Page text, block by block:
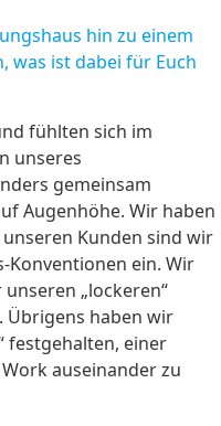
hin zu einem
was ist dabei für Euch
fühlten sich im
unseres
gemeinsam
Augenhöhe. Wir haben
Kunden sind wir
Konventionen ein. Wir
„lockeren“
Übrigens haben wir
festgehalten, einer
auseinander zu